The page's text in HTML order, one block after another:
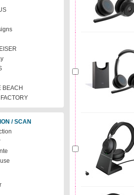
BEACH
/ SCAN